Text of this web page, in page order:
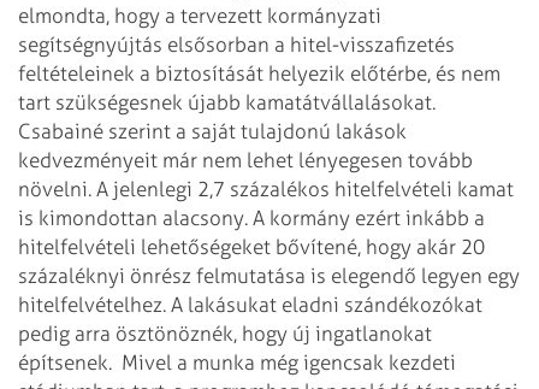
elmondta, hogy a tervezett kormányzati
segítségnyújtás elsősorban a hitel-visszafizetés
feltételeinek a biztosítását helyezik előtérbe, és nem
tart szükségesnek újabb kamatátvállalásokat.
Csabainé szerint a saját tulajdonú lakások
kedvezményeit már nem lehet lényegesen tovább
növelni. A jelenlegi 2,7 százalékos hitelfelvételi kamat
is kimondottan alacsony. A kormány ezért inkább a
hitelfelvételi lehetőségeket bővítené, hogy akár 20
százaléknyi önrész felmutatása is elegendő legyen egy
hitelfelvételhez. A lakásukat eladni szándékozókat
pedig arra ösztönöznék, hogy új ingatlanokat
építsenek. Mivel a munka még igencsak kezdeti